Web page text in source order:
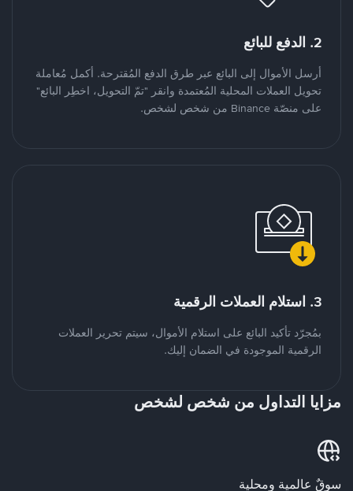
2. الدفع للبائع
أرسل الأموال إلى البائع عبر طرق الدفع المُقترحة. أكمل مُعاملة
تحويل العملات المحلية المُعتمدة وانقر "تمّ التحويل، اخطِر البائع"
على منصّة Binance من شخص لشخص.
3. استلام العملات الرقمية
بمُجرّد تأكيد البائع على استلام الأموال، سيتم تحرير العملات
الرقمية الموجودة في الضمان إليك.
مزايا التداول من شخص لشخص
سوقٌ عالمية ومحلية